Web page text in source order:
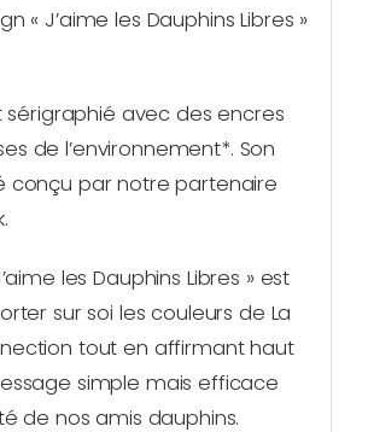
« J’aime les Dauphins Libres »
sérigraphié avec des encres
de l’environnement*. Son
conçu par notre partenaire
les Dauphins Libres » est
sur soi les couleurs de La
tout en affirmant haut
simple mais efficace
de nos amis dauphins.